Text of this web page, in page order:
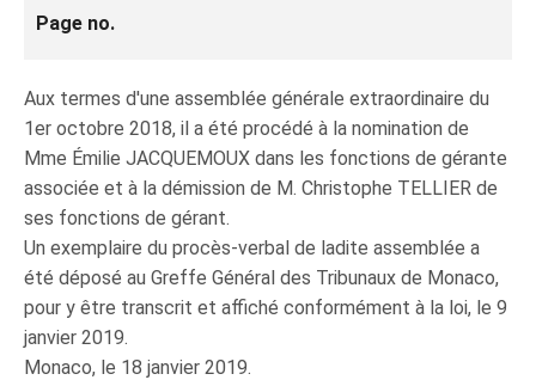
Page no.
Aux termes d'une assemblée générale extraordinaire du
1er octobre 2018, il a été procédé à la nomination de
Mme Émilie JACQUEMOUX dans les fonctions de gérante
associée et à la démission de M. Christophe TELLIER de
ses fonctions de gérant.
Un exemplaire du procès-verbal de ladite assemblée a
été déposé au Greffe Général des Tribunaux de Monaco,
pour y être transcrit et affiché conformément à la loi, le 9
janvier 2019.
Monaco, le 18 janvier 2019.